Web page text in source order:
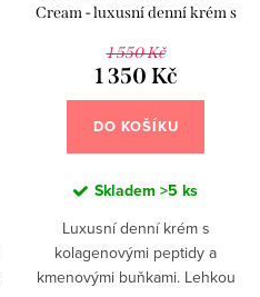
Cream - luxusní denní krém s
1 550 Kč
1 350 Kč
DO KOŠÍKU
Skladem >5 ks
Luxusní denní krém s
kolagenovými peptidy a
kmenovými buňkami. Lehkou